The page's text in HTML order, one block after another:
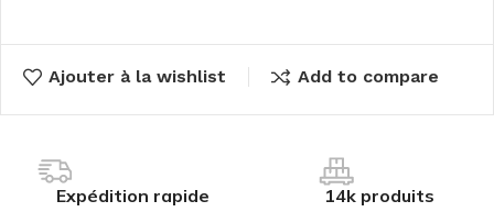
Ajouter à la wishlist Add to compare
Expédition rapide 14k produits